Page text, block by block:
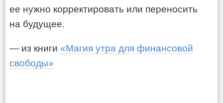
ее нужно корректировать или переносить
на будущее.
— из книги «Магия утра для финансовой
свободы»